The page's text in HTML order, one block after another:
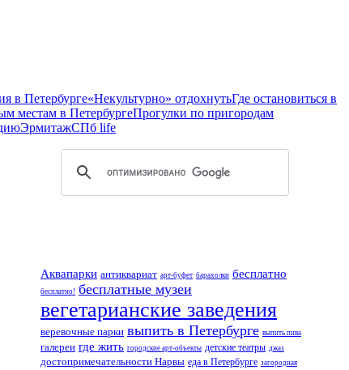
в Петербурге«Некультурно» отдохнутьГде остановиться в
местам в ПетербургеПрогулки по пригородам
ЭрмитажСПб life
Аквапарки антиквариат арт-буфет барахолки бесплатно
бесплатно! бесплатные музеи
вегетарианские заведения
веревочные парки выпить в Петербурге выпить пива
галереи где жить городские арт-объекты детские театры джаз
достопримечательности Нарвы еда в Петербурге загородная